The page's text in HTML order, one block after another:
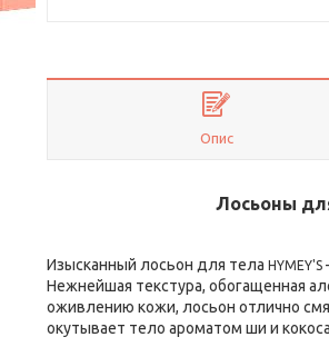
Опис
Лосьоны
Изысканный лосьон для тела HYMEY'S
Нежнейшая текстура, обогащенная
оживлению кожи, лосьон отлично
окутывает тело ароматом ши и